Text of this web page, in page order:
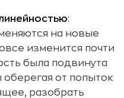
:
на новые
изменится почти
была подвинута
от попыток
разобрать